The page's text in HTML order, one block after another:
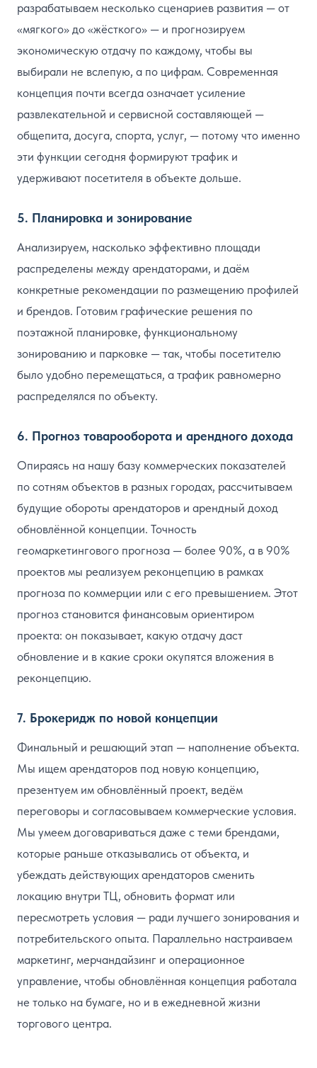
разрабатываем несколько сценариев развития — от
«мягкого» до «жёсткого» — и прогнозируем
экономическую отдачу по каждому, чтобы вы
выбирали не вслепую, а по цифрам. Современная
концепция почти всегда означает усиление
развлекательной и сервисной составляющей —
общепита, досуга, спорта, услуг, — потому что именно
эти функции сегодня формируют трафик и
удерживают посетителя в объекте дольше.
5. Планировка и зонирование
Анализируем, насколько эффективно площади
распределены между арендаторами, и даём
конкретные рекомендации по размещению профилей
и брендов. Готовим графические решения по
поэтажной планировке, функциональному
зонированию и парковке — так, чтобы посетителю
было удобно перемещаться, а трафик равномерно
распределялся по объекту.
6. Прогноз товарооборота и арендного дохода
Опираясь на нашу базу коммерческих показателей
по сотням объектов в разных городах, рассчитываем
будущие обороты арендаторов и арендный доход
обновлённой концепции. Точность
геомаркетингового прогноза — более 90%, а в 90%
проектов мы реализуем реконцепцию в рамках
прогноза по коммерции или с его превышением. Этот
прогноз становится финансовым ориентиром
проекта: он показывает, какую отдачу даст
обновление и в какие сроки окупятся вложения в
реконцепцию.
7. Брокеридж по новой концепции
Финальный и решающий этап — наполнение объекта.
Мы ищем арендаторов под новую концепцию,
презентуем им обновлённый проект, ведём
переговоры и согласовываем коммерческие условия.
Мы умеем договариваться даже с теми брендами,
которые раньше отказывались от объекта, и
убеждать действующих арендаторов сменить
локацию внутри ТЦ, обновить формат или
пересмотреть условия — ради лучшего зонирования и
потребительского опыта. Параллельно настраиваем
маркетинг, мерчандайзинг и операционное
управление, чтобы обновлённая концепция работала
не только на бумаге, но и в ежедневной жизни
торгового центра.